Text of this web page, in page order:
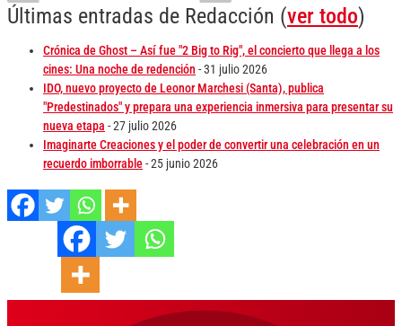
Últimas entradas de Redacción (ver todo)
Crónica de Ghost – Así fue "2 Big to Rig", el concierto que llega a los
cines: Una noche de redención - 31 julio 2026
IDO, nuevo proyecto de Leonor Marchesi (Santa), publica
"Predestinados" y prepara una experiencia inmersiva para presentar su
nueva etapa - 27 julio 2026
Imaginarte Creaciones y el poder de convertir una celebración en un
recuerdo imborrable- 25 junio 2026